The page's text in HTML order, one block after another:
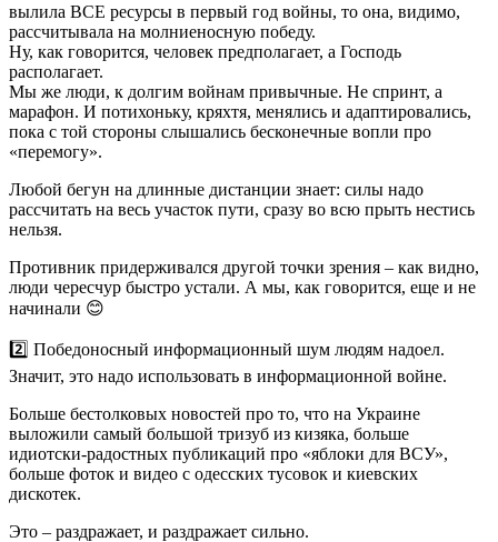
вылила ВСЕ ресурсы в первый год войны, то она, видимо,
рассчитывала на молниеносную победу.
Ну, как говорится, человек предполагает, а Господь
располагает.
Мы же люди, к долгим войнам привычные. Не спринт, а
марафон. И потихоньку, кряхтя, менялись и адаптировались,
пока с той стороны слышались бесконечные вопли про
«перемогу».
Любой бегун на длинные дистанции знает: силы надо
рассчитать на весь участок пути, сразу во всю прыть нестись
нельзя.
Противник придерживался другой точки зрения – как видно,
люди чересчур быстро устали. А мы, как говорится, еще и не
начинали 😊
2️⃣ Победоносный информационный шум людям надоел.
Значит, это надо использовать в информационной войне.
Больше бестолковых новостей про то, что на Украине
выложили самый большой тризуб из кизяка, больше
идиотски-радостных публикаций про «яблоки для ВСУ»,
больше фоток и видео с одесских тусовок и киевских
дискотек.
Это – раздражает, и раздражает сильно.